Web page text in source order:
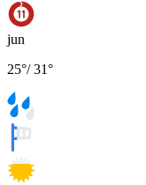
jun
25°/31°